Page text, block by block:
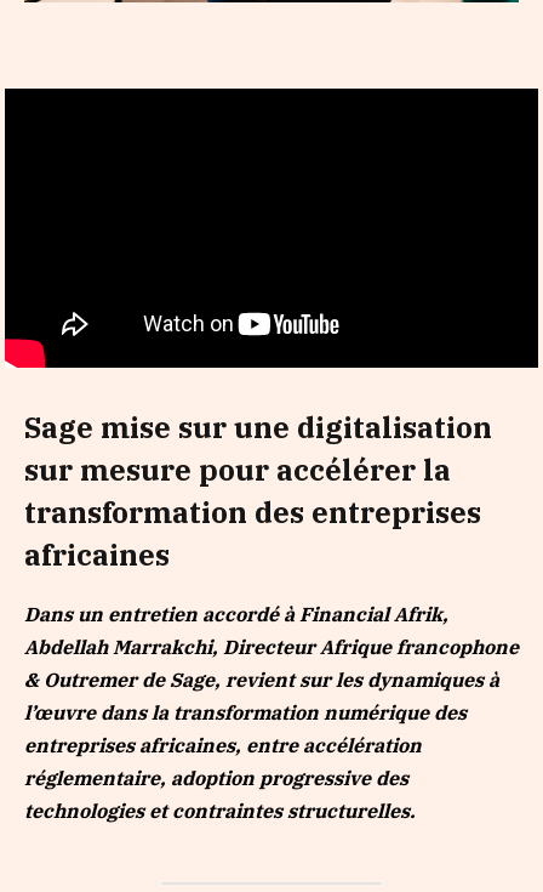
Sage mise sur une digitalisation
sur mesure pour accélérer la
transformation des entreprises
africaines
Dans un entretien accordé à Financial Afrik,
Abdellah Marrakchi, Directeur Afrique francophone
& Outremer de Sage, revient sur les dynamiques à
l’œuvre dans la transformation numérique des
entreprises africaines, entre accélération
réglementaire, adoption progressive des
technologies et contraintes structurelles.